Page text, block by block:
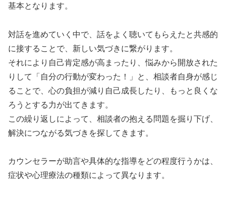
基本となります。
対話を進めていく中で、話をよく聴いてもらえたと共感的
に接することで、新しい気づきに繋がります。
それにより自己肯定感が高まったり、悩みから開放された
りして「自分の行動が変わった！」と、相談者自身が感じ
ることで、心の負担が減り自己成長したり、もっと良くな
ろうとする力が出てきます。
この繰り返しによって、相談者の抱える問題を掘り下げ、
解決につながる気づきを探してきます。
カウンセラーが助言や具体的な指導をどの程度行うかは、
症状や心理療法の種類によって異なります。